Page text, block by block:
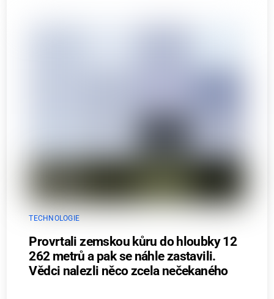
TECHNOLOGIE
Provrtali zemskou kůru do hloubky 12
262 metrů a pak se náhle zastavili.
Vědci nalezli něco zcela nečekaného